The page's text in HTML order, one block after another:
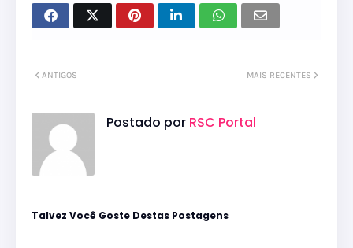
MAIS RECENTES
ANTIGOS
Postado por RSC Portal
Talvez Você Goste Destas Postagens